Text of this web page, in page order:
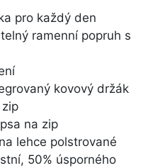
pro každý den
ramenní popruh s
kovový držák
na zip
lehce polstrované
50% úsporného